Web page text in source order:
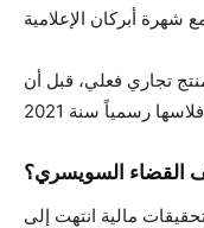
تجاري فعلي، قبل أن
القضاء السويسري؟
مالية انتهت إلى